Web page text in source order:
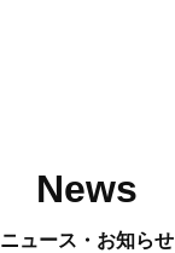
News
ニュース・お知らせ